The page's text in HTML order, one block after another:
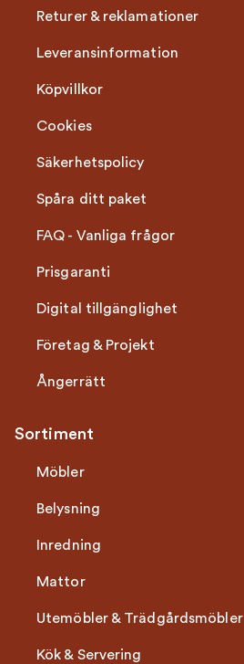
Returer & reklamationer
Leveransinformation
Köpvillkor
Cookies
Säkerhetspolicy
Spåra ditt paket
FAQ - Vanliga frågor
Prisgaranti
Digital tillgänglighet
Företag & Projekt
Ångerrätt
Sortiment
Möbler
Belysning
Inredning
Mattor
Utemöbler & Trädgårdsmöbler
Kök & Servering